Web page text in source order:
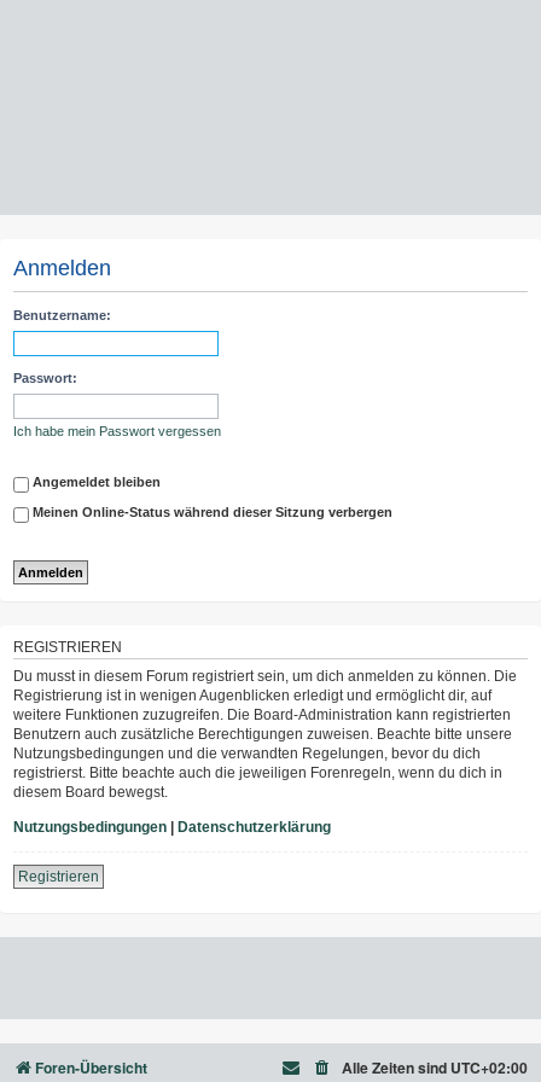
Anmelden
Benutzername:
Passwort:
Ich habe mein Passwort vergessen
Angemeldet bleiben
Meinen Online-Status während dieser Sitzung verbergen
REGISTRIEREN
Du musst in diesem Forum registriert sein, um dich anmelden zu können. Die
Registrierung ist in wenigen Augenblicken erledigt und ermöglicht dir, auf
weitere Funktionen zuzugreifen. Die Board-Administration kann registrierten
Benutzern auch zusätzliche Berechtigungen zuweisen. Beachte bitte unsere
Nutzungsbedingungen und die verwandten Regelungen, bevor du dich
registrierst. Bitte beachte auch die jeweiligen Forenregeln, wenn du dich in
diesem Board bewegst.
Nutzungsbedingungen | Datenschutzerklärung
Registrieren
Foren-Übersicht Alle Zeiten sind UTC+02:00